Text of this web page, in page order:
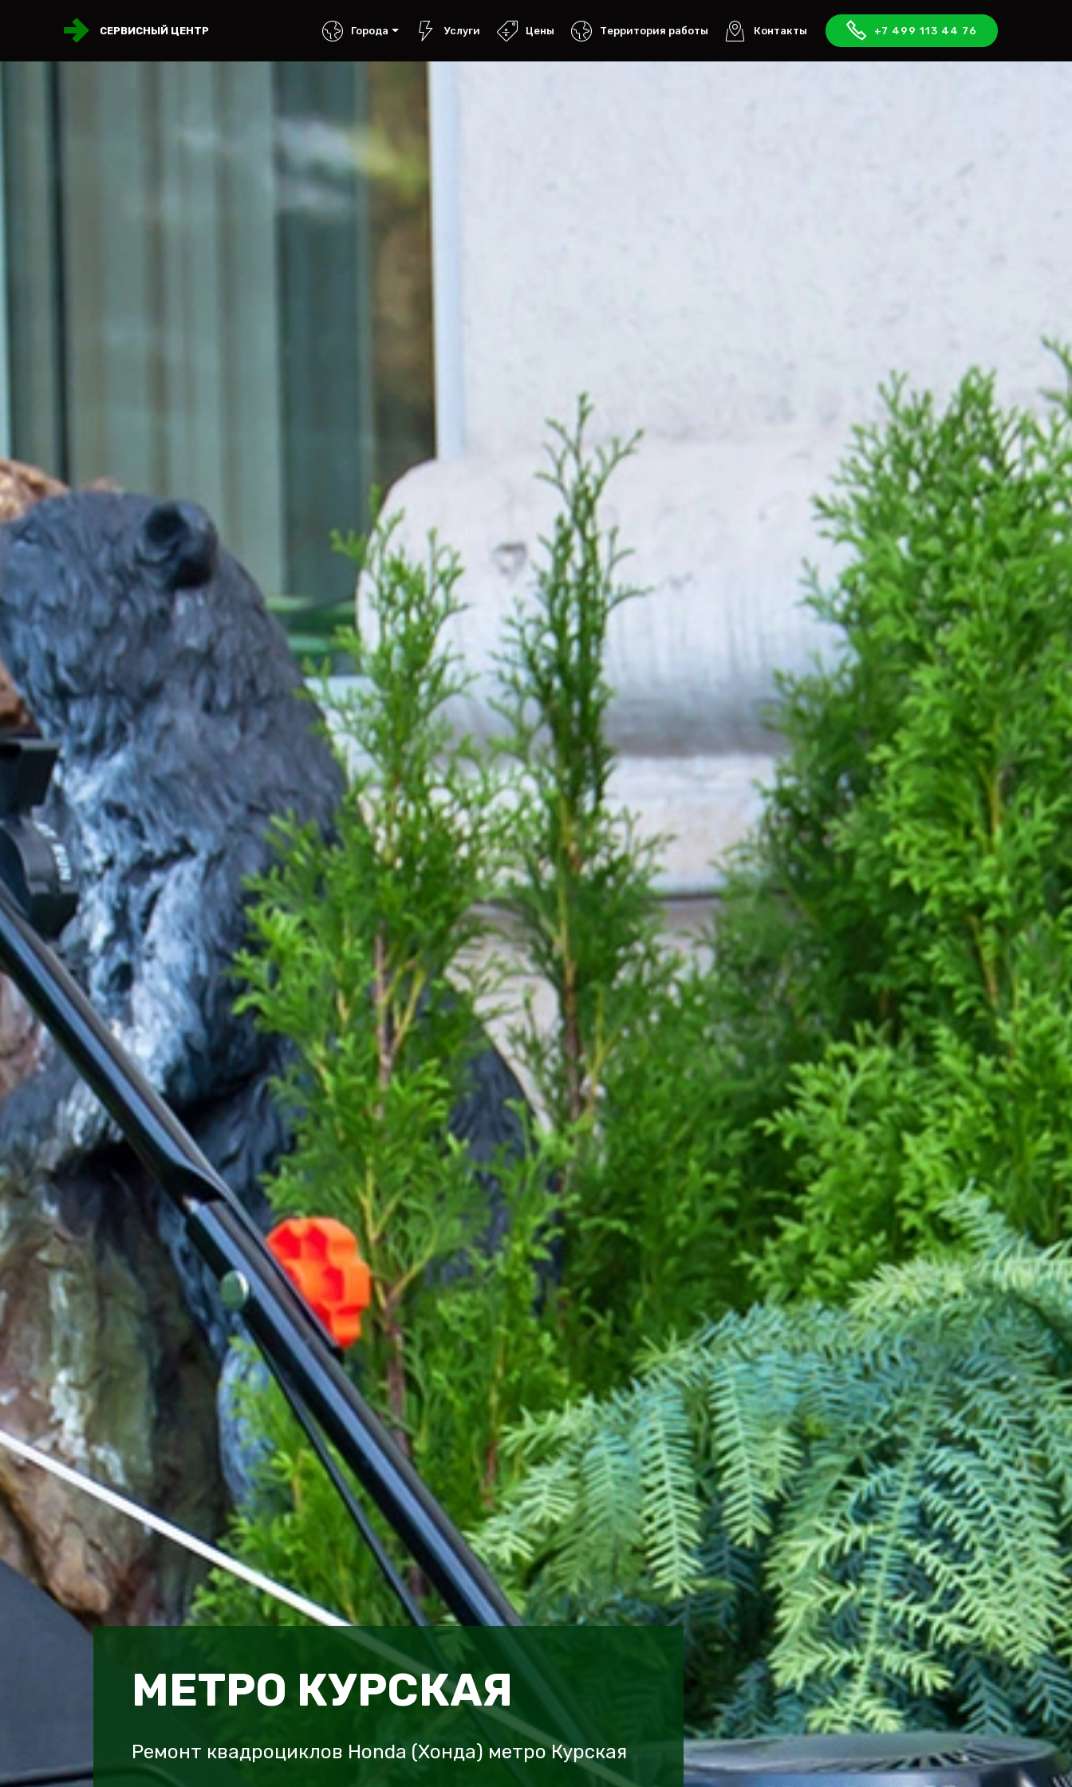
СЕРВИСНЫЙ ЦЕНТР Города Услуги Цены Территория работы Контакты +7 499 113 44 76
МЕТРО КУРСКАЯ
Ремонт квадроциклов Honda (Хонда) метро Курская